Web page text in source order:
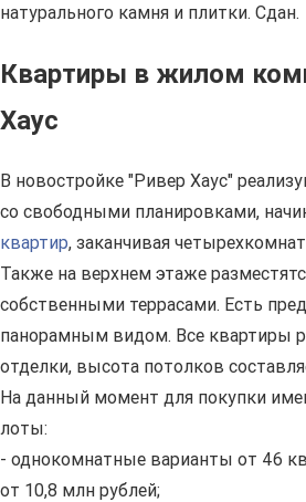
натурального камня и плитки. Сдан.
Квартиры в жилом
Хаус
В новостройке "Ривер Хаус"
со свободными планировками,
квартир, заканчивая
Также на верхнем этаже
собственными террасами. Есть
панорамным видом. Все квартиры
отделки, высота потолков
На данный момент для покупки
лоты:
- однокомнатные варианты от 46
от 10,8 млн рублей;